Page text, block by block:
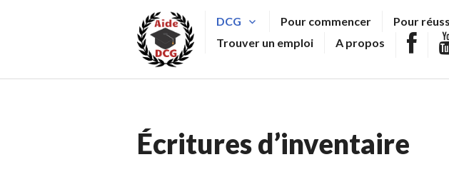
principal
DCG Pour commencer Pour
Trouver un emploi
A propos
Écritures d’inventaire